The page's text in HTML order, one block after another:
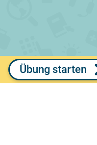
Übung starten